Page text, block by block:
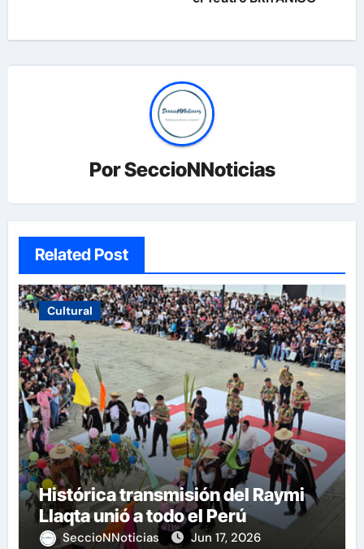
PorSeccioNNoticias
Related Post
Cultural
Histórica transmisión del Raymi
Llaqta unió a todo el Perú
SeccioNNoticias Jun 17, 2026